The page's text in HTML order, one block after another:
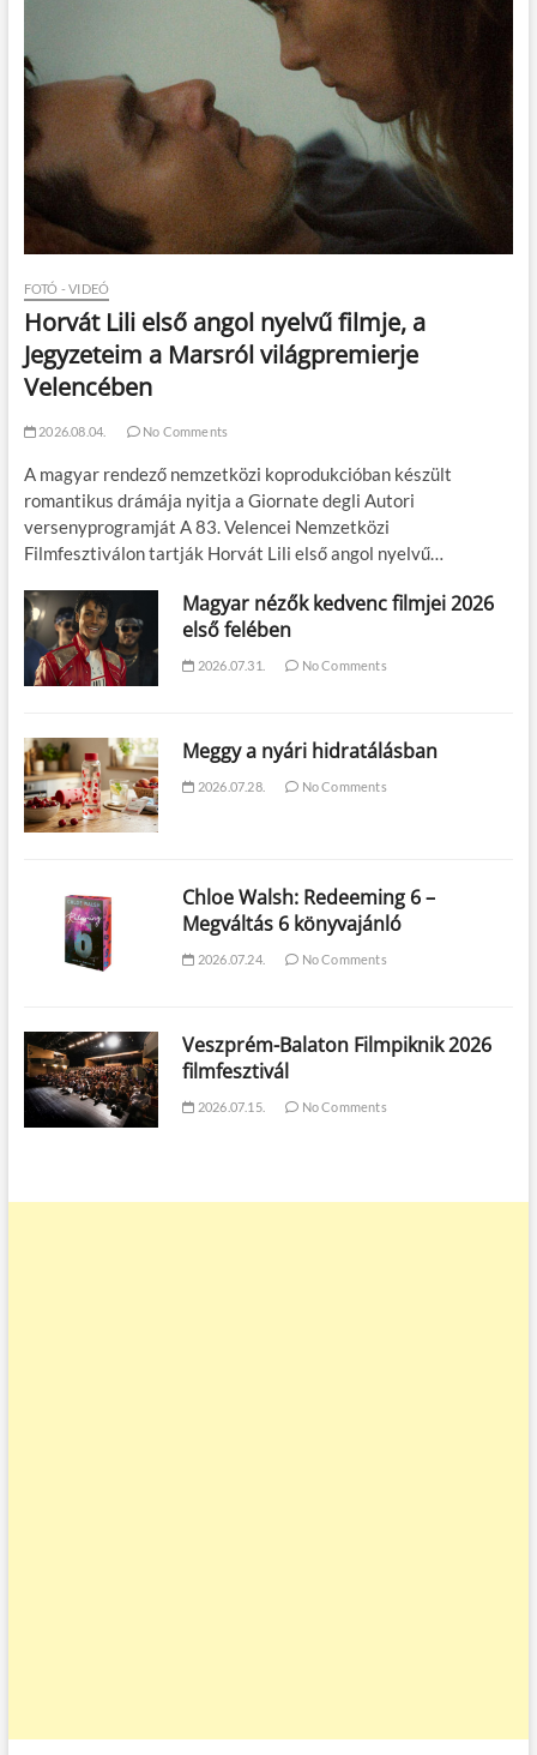
FOTÓ - VIDEÓ
Horvát Lili első angol nyelvű filmje, a
Jegyzeteim a Marsról világpremierje
Velencében
2026.08.04. No Comments
A magyar rendező nemzetközi koprodukcióban készült
romantikus drámája nyitja a Giornate degli Autori
versenyprogramját A 83. Velencei Nemzetközi
Filmfesztiválon tartják Horvát Lili első angol nyelvű…
Magyar nézők kedvenc filmjei 2026
első felében
2026.07.31. No Comments
Meggy a nyári hidratálásban
2026.07.28. No Comments
Chloe Walsh: Redeeming 6 –
Megváltás 6 könyvajánló
2026.07.24. No Comments
Veszprém-Balaton Filmpiknik 2026
filmfesztivál
2026.07.15. No Comments